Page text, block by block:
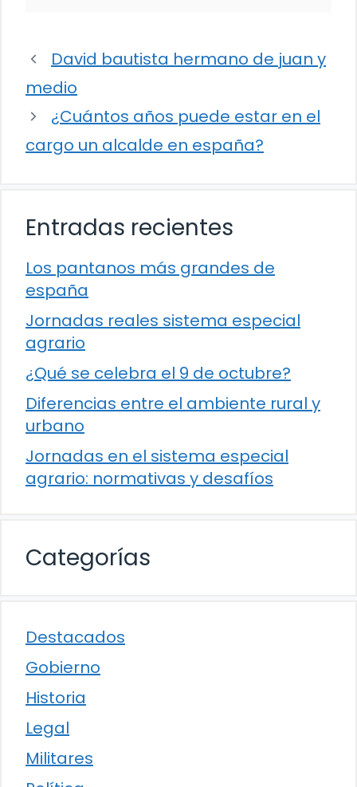
David bautista hermano de juan y
medio
¿Cuántos años puede estar en el
cargo un alcalde en españa?
Entradas recientes
Los pantanos más grandes de
españa
Jornadas reales sistema especial
agrario
¿Qué se celebra el 9 de octubre?
Diferencias entre el ambiente rural y
urbano
Jornadas en el sistema especial
agrario: normativas y desafíos
Categorías
Destacados
Gobierno
Historia
Legal
Militares